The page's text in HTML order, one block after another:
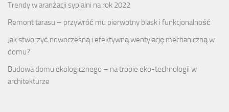
Trendy w aranżacji sypialni na rok 2022
Remont tarasu – przywróć mu pierwotny blask i funkcjonalność
Jak stworzyć nowoczesną i efektywną wentylację mechaniczną w
domu?
Budowa domu ekologicznego – na tropie eko-technologii w
architekturze